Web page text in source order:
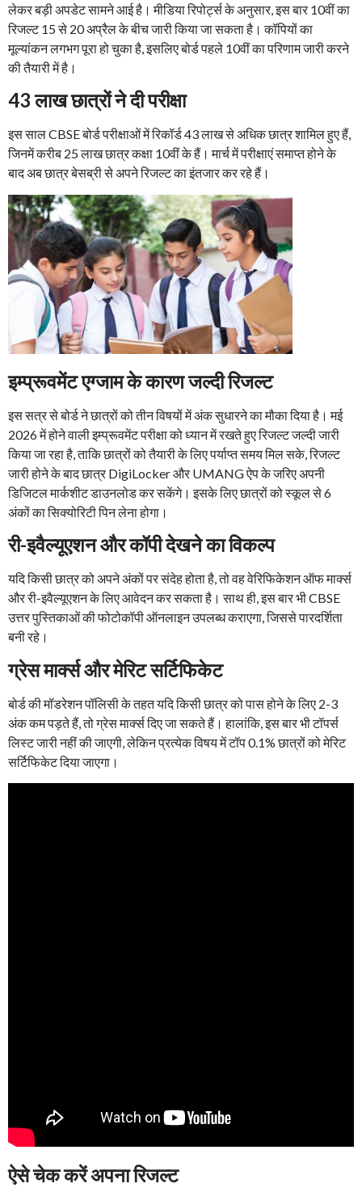
लेकर बड़ी अपडेट सामने आई है। मीडिया रिपोर्ट्स के अनुसार, इस बार 10वीं का
रिजल्ट 15 से 20 अप्रैल के बीच जारी किया जा सकता है। कॉपियों का
मूल्यांकन लगभग पूरा हो चुका है, इसलिए बोर्ड पहले 10वीं का परिणाम जारी करने
की तैयारी में है।
43 लाख छात्रों ने दी परीक्षा
इस साल CBSE बोर्ड परीक्षाओं में रिकॉर्ड 43 लाख से अधिक छात्र शामिल हुए हैं,
जिनमें करीब 25 लाख छात्र कक्षा 10वीं के हैं। मार्च में परीक्षाएं समाप्त होने के
बाद अब छात्र बेसब्री से अपने रिजल्ट का इंतजार कर रहे हैं।
इम्प्रूवमेंट एग्जाम के कारण जल्दी रिजल्ट
इस सत्र से बोर्ड ने छात्रों को तीन विषयों में अंक सुधारने का मौका दिया है। मई
2026 में होने वाली इम्प्रूवमेंट परीक्षा को ध्यान में रखते हुए रिजल्ट जल्दी जारी
किया जा रहा है, ताकि छात्रों को तैयारी के लिए पर्याप्त समय मिल सके, रिजल्ट
जारी होने के बाद छात्र DigiLocker और UMANG ऐप के जरिए अपनी
डिजिटल मार्कशीट डाउनलोड कर सकेंगे। इसके लिए छात्रों को स्कूल से 6
अंकों का सिक्योरिटी पिन लेना होगा।
री-इवैल्यूएशन और कॉपी देखने का विकल्प
यदि किसी छात्र को अपने अंकों पर संदेह होता है, तो वह वेरिफिकेशन ऑफ मार्क्स
और री-इवैल्यूएशन के लिए आवेदन कर सकता है। साथ ही, इस बार भी CBSE
उत्तर पुस्तिकाओं की फोटोकॉपी ऑनलाइन उपलब्ध कराएगा, जिससे पारदर्शिता
बनी रहे।
ग्रेस मार्क्स और मेरिट सर्टिफिकेट
बोर्ड की मॉडरेशन पॉलिसी के तहत यदि किसी छात्र को पास होने के लिए 2-3
अंक कम पड़ते हैं, तो ग्रेस मार्क्स दिए जा सकते हैं। हालांकि, इस बार भी टॉपर्स
लिस्ट जारी नहीं की जाएगी, लेकिन प्रत्येक विषय में टॉप 0.1% छात्रों को मेरिट
सर्टिफिकेट दिया जाएगा।
ऐसे चेक करें अपना रिजल्ट